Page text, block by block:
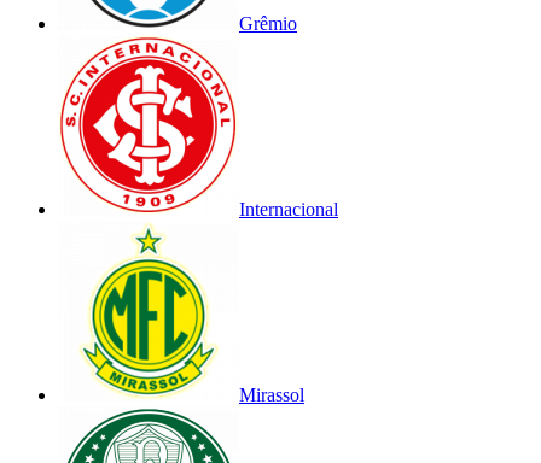
Grêmio
Internacional
Mirassol